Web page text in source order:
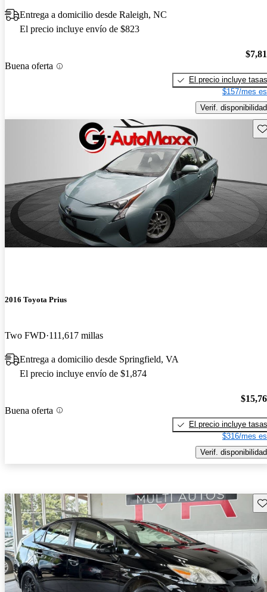
Entrega a domicilio desde Raleigh, NC
El precio incluye envío de $823
Buena oferta
El precio incluye tasas
$157/mes
Verif. disponibilidad
2016 Toyota Prius
Two FWD 111,617 millas
Entrega a domicilio desde Springfield, VA
El precio incluye envío de $1,874
Buena oferta
El precio incluye tasas
$316/mes
Verif. disponibilidad